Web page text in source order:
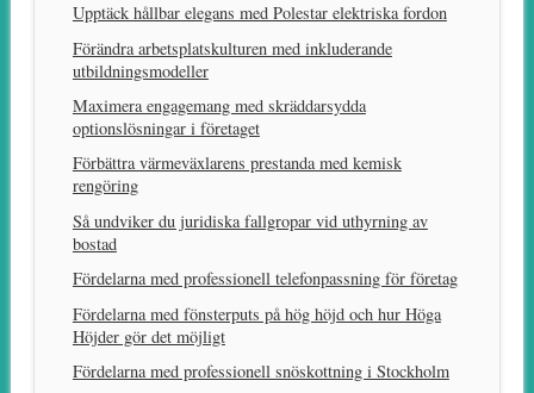
Upptäck hållbar elegans med Polestar elektriska fordon
Förändra arbetsplatskulturen med inkluderande
utbildningsmodeller
Maximera engagemang med skräddarsydda
optionslösningar i företaget
Förbättra värmeväxlarens prestanda med kemisk
rengöring
Så undviker du juridiska fallgropar vid uthyrning av
bostad
Fördelarna med professionell telefonpassning för företag
Fördelarna med fönsterputs på hög höjd och hur Höga
Höjder gör det möjligt
Fördelarna med professionell snöskottning i Stockholm